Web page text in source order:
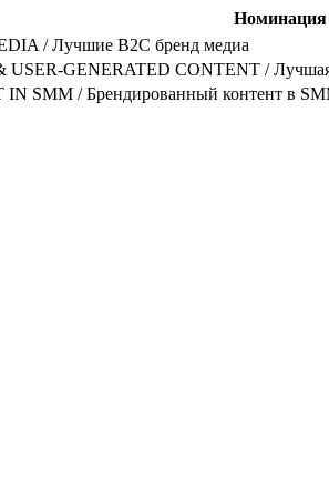
Номинация
/ Лучшие B2C бренд медиа
GENERATED CONTENT / Лучшая
SMM / Брендированный контент в